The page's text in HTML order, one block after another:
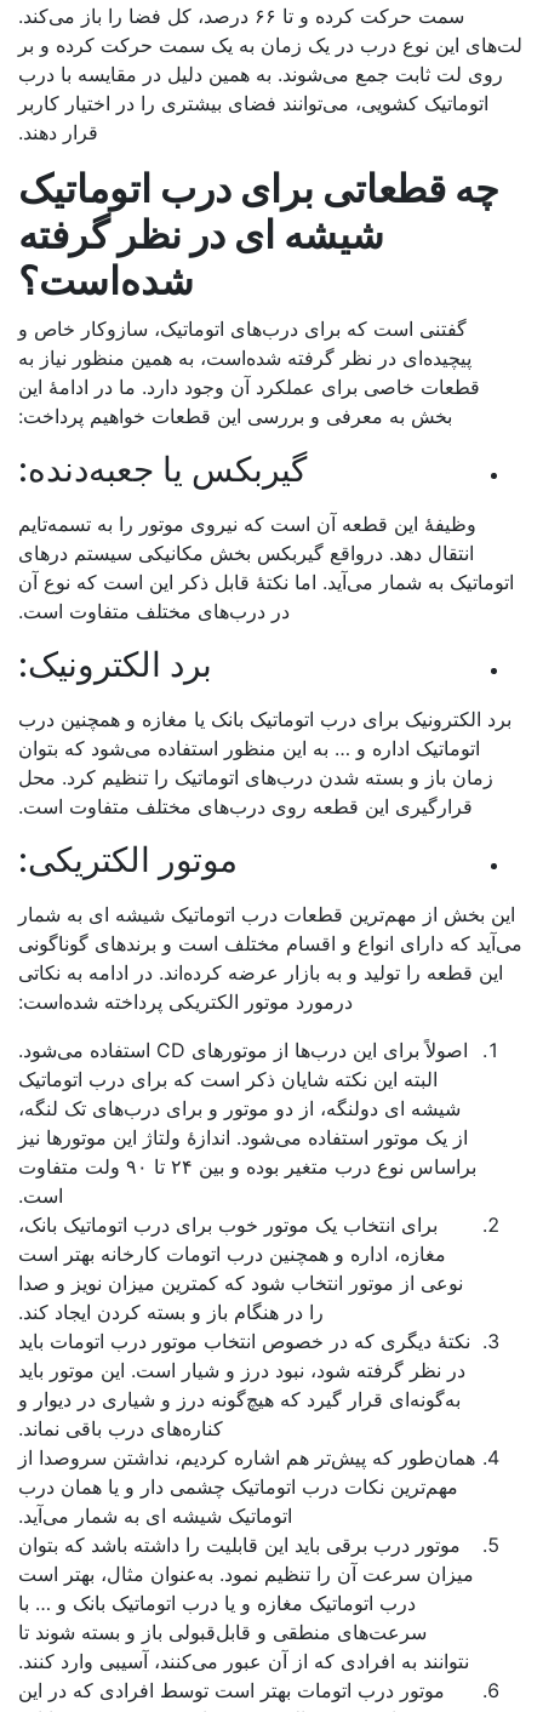
سمت حرکت کرده و تا ۶۶ درصد، کل فضا را باز می‌کند.
این نوع درب در یک زمان به یک سمت حرکت کرده و بر
روی لت ثابت جمع می‌شوند. به همین دلیل در مقایسه با درب
اتوماتیک کشویی، می‌توانند فضای بیشتری را در اختیار کاربر
قرار دهند.
چه قطعاتی برایدرب اتوماتیک
شیشه ایدر نظر گرفته
شده‌است؟
گفتنی است که برای درب‌های اتوماتیک، سازوکار خاص و
پیچیده‌ای در نظر گرفته شده‌است، به همین منظور نیاز به
قطعات خاصی برای عملکرد آن وجود دارد. ما در ادامۀ این
بخش به معرفی و بررسی این قطعات خواهیم پرداخت:
گیربکس یا جعبه‌دنده:
وظیفۀ این قطعه آن است که نیروی موتور را به تسمه‌تایم
انتقال دهد. درواقع گیربکس بخش مکانیکی سیستم درهای
به شمار می‌آید. اما نکتۀ قابل ذکر این است که نوع آن
در درب‌های مختلف متفاوت است.
برد الکترونیک:
الکترونیک برای درب اتوماتیک بانک یا مغازه و همچنین درب
اتوماتیک اداره و … به این منظور استفاده می‌شود که بتوان
زمان باز و بسته شدن درب‌های اتوماتیک را تنظیم کرد. محل
قرارگیری این قطعه روی درب‌های مختلف متفاوت است.
موتور الکتریکی:
بخش از مهم‌ترین قطعات درب اتوماتیک شیشه ای به شمار
که دارای انواع و اقسام مختلف است و برندهای گوناگونی
این قطعه را تولید و به بازار عرضه کرده‌اند. در ادامه به نکاتی
درمورد موتور الکتریکی پرداخته شده‌است:
اصولاً برای این درب‌ها از موتورهای CD استفاده می‌شود.
البته این نکته شایان ذکر است که برای درب اتوماتیک
شیشه ای دولنگه، از دو موتور و برای درب‌های تک لنگه،
از یک موتور استفاده می‌شود. اندازۀ ولتاژ این موتورها نیز
براساس نوع درب متغیر بوده و بین ۲۴ تا ۹۰ ولت متفاوت
است.
برای انتخاب یک موتور خوب برای درب اتوماتیک بانک،
مغازه، اداره و همچنین درب اتومات کارخانه بهتر است
نوعی از موتور انتخاب شود که کمترین میزان نویز و صدا
را در هنگام باز و بسته کردن ایجاد کند.
نکتۀ دیگری که در خصوص انتخاب موتور درب اتومات باید
در نظر گرفته شود، نبود درز و شیار است. این موتور باید
به‌گونه‌ای قرار گیرد که هیچ‌گونه درز و شیاری در دیوار و
کناره‌های درب باقی نماند.
همان‌طور که پیش‌تر هم اشاره کردیم، نداشتن سروصدا از
مهم‌ترین نکات درب اتوماتیک چشمی دار و یا همان درب
اتوماتیک شیشه ای به شمار می‌آید.
موتور درب برقی باید این قابلیت را داشته باشد که بتوان
میزان سرعت آن را تنظیم نمود. به‌عنوان مثال، بهتر است
درب اتوماتیک مغازه و یا درب اتوماتیک بانک و … با
سرعت‌های منطقی و قابل‌قبولی باز و بسته شوند تا
نتوانند به افرادی که از آن عبور می‌کنند، آسیبی وارد کنند.
موتور درب اتومات بهتر است توسط افرادی که در این